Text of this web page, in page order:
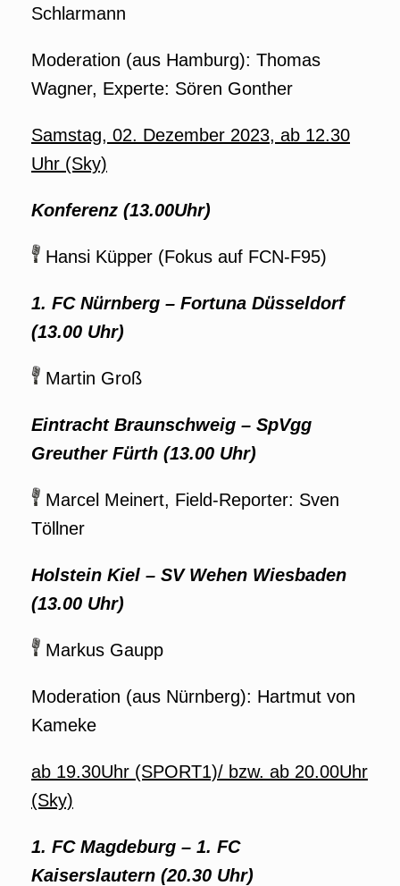
Schlarmann
Moderation (aus Hamburg): Thomas
Wagner, Experte: Sören Gonther
Samstag, 02. Dezember 2023, ab 12.30
Uhr (Sky)
Konferenz (13.00Uhr)
Hansi Küpper (Fokus auf FCN-F95)
1. FC Nürnberg – Fortuna Düsseldorf
(13.00 Uhr)
Martin Groß
Eintracht Braunschweig – SpVgg
Greuther Fürth (13.00 Uhr)
Marcel Meinert, Field-Reporter: Sven
Töllner
Holstein Kiel – SV Wehen Wiesbaden
(13.00 Uhr)
Markus Gaupp
Moderation (aus Nürnberg): Hartmut von
Kameke
ab 19.30Uhr (SPORT1)/ bzw. ab 20.00Uhr
(Sky)
1. FC Magdeburg – 1. FC
Kaiserslautern (20.30 Uhr)